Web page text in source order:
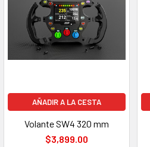
AÑADIR A LA CESTA
Volante SW4 320 mm
$3,899.00